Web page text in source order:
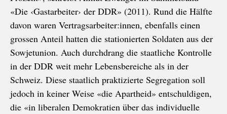
«Die ‹Gastarbeiter› der DDR» (2011). Rund die Hälfte
davon waren Vertragsarbeiter:innen, ebenfalls einen
grossen Anteil hatten die stationierten Soldaten aus der
Sowjetunion. Auch durchdrang die staatliche Kontrolle
in der DDR weit mehr Lebensbereiche als in der
Schweiz. Diese staatlich praktizierte Segregation soll
jedoch in keiner Weise «die Apartheid» entschuldigen,
die «in liberalen Demokratien über das individuelle